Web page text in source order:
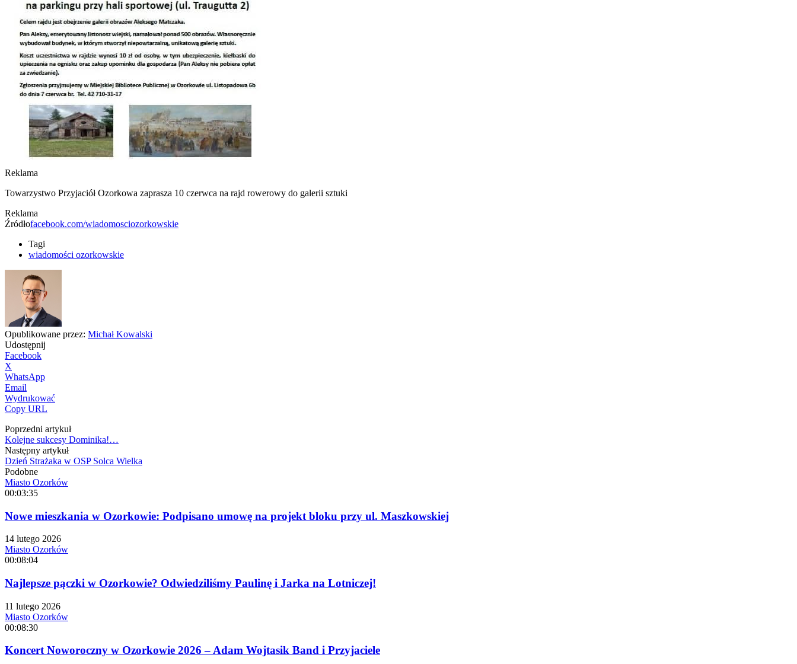
Reklama
Towarzystwo Przyjaciół Ozorkowa zaprasza 10 czerwca na rajd rowerowy do galerii sztuki
Reklama
Źródłofacebook.com/wiadomosciozorkowskie
Tagi
wiadomości ozorkowskie
Opublikowane przez: Michał Kowalski
Udostępnij
Facebook
X
WhatsApp
Email
Wydrukować
Copy URL
Poprzedni artykuł
Kolejne sukcesy Dominika!…
Następny artykuł
Dzień Strażaka w OSP Solca Wielka
Podobne
Miasto Ozorków
00:03:35
Nowe mieszkania w Ozorkowie: Podpisano umowę na projekt bloku przy ul. Maszkowskiej
14 lutego 2026
Miasto Ozorków
00:08:04
Najlepsze pączki w Ozorkowie? Odwiedziliśmy Paulinę i Jarka na Lotniczej!
11 lutego 2026
Miasto Ozorków
00:08:30
Koncert Noworoczny w Ozorkowie 2026 – Adam Wojtasik Band i Przyjaciele